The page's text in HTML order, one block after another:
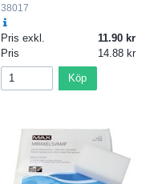
38017
Pris exkl.
11.90
Pris
14.88
Köp